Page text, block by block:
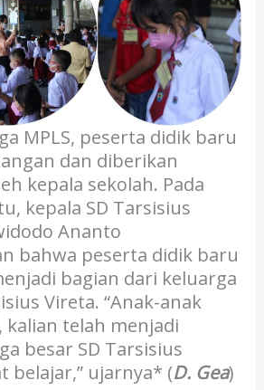
MPLS, peserta didik baru
dan diberikan
kepala sekolah. Pada
kepala SD Tarsisius
Ananto
bahwa peserta didik baru
bagian dari keluarga
Vireta. “Anak-anak
kalian telah menjadi
besar SD Tarsisius
belajar,” ujarnya* (D. Gea)